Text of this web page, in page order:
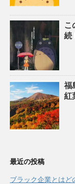
こ
続
福
紅
最近の投稿
ブラック企業とは